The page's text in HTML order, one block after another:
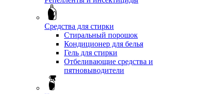
Средства для стирки
Стиральный порошок
Кондиционер для белья
Гель для стирки
Отбеливающие средства и
пятновыводители